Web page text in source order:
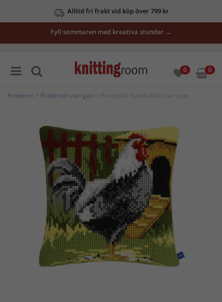
Alltid fri frakt vid köp över 799 kr
Fyll sommaren med kreativa stunder →
0 0
Broderier Broderikit utan garn > Broderikit Kuddfodral Svart tupp